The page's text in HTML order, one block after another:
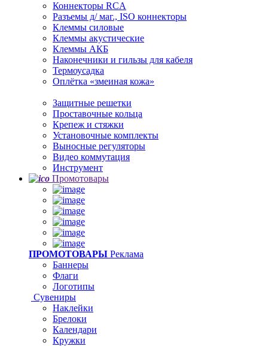
Коннекторы RCA
Разъемы д/ маг., ISO коннекторы
Клеммы силовые
Клеммы акустические
Клеммы АКБ
Наконечники и гильзы для кабеля
Термоусадка
Оплётка «змеиная кожа»
Защитные решетки
Проставочные кольца
Крепеж и стяжки
Установочные комплекты
Выносные регуляторы
Видео коммутация
Инструмент
Промотовары
ПРОМОТОВАРЫ Реклама
Баннеры
Флаги
Логотипы
Сувениры
Наклейки
Брелоки
Календари
Кружки